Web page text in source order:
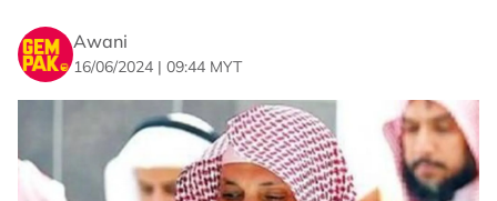
Awani
16/06/2024 | 09:44 MYT